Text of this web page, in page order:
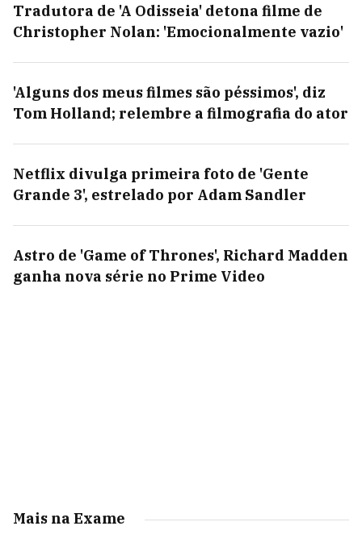
Tradutora de 'A Odisseia' detona filme de
Christopher Nolan: 'Emocionalmente vazio'
'Alguns dos meus filmes são péssimos', diz
Tom Holland; relembre a filmografia do ator
Netflix divulga primeira foto de 'Gente
Grande 3', estrelado por Adam Sandler
Astro de 'Game of Thrones', Richard Madden
ganha nova série no Prime Video
Mais na Exame